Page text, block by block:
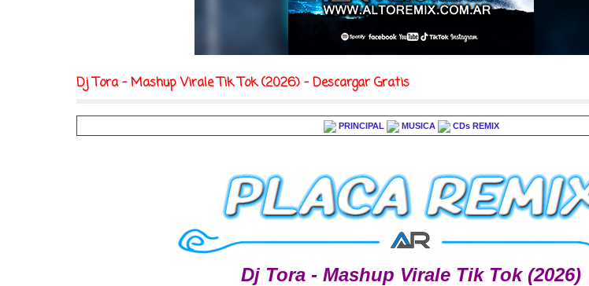
Dj Tora - Mashup Virale Tik Tok (2026) - Descargar Gratis
PRINCIPAL MUSICA CDs REMIX
Dj Tora - Mashup Virale Tik Tok (2026)